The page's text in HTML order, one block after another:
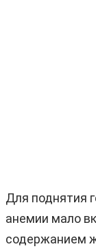
Для поднятия
анемии мало
содержанием